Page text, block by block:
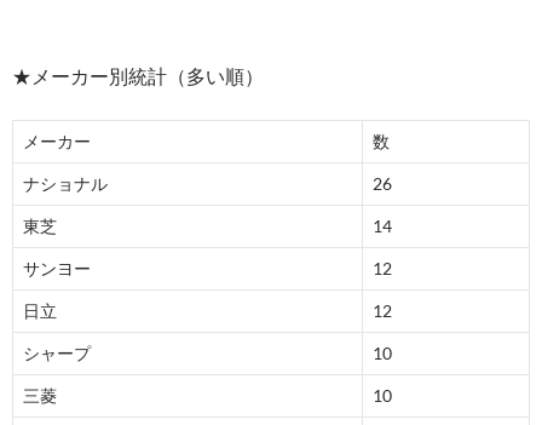
★メーカー別統計（多い順）
メーカー 数
ナショナル 26
東芝 14
サンヨー 12
日立 12
シャープ 10
三菱 10